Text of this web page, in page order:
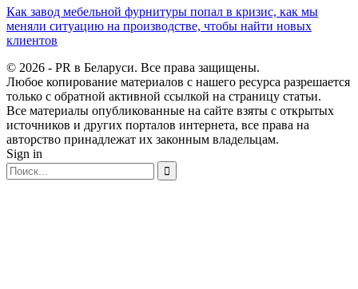
Как завод мебельной фурнитуры попал в кризис, как мы
меняли ситуацию на производстве, чтобы найти новых
клиентов
© 2026 - PR в Беларуси. Все права защищены.
Любое копирование материалов с нашего ресурса разрешается
только с обратной активной ссылкой на страницу статьи.
Все материалы опубликованные на сайте взяты с открытых
источников и других порталов интернета, все права на
авторство принадлежат их законным владельцам.
Sign in